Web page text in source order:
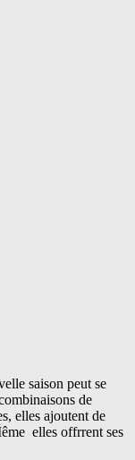
saison peut se
de
elles ajoutent de
elles offrrent ses